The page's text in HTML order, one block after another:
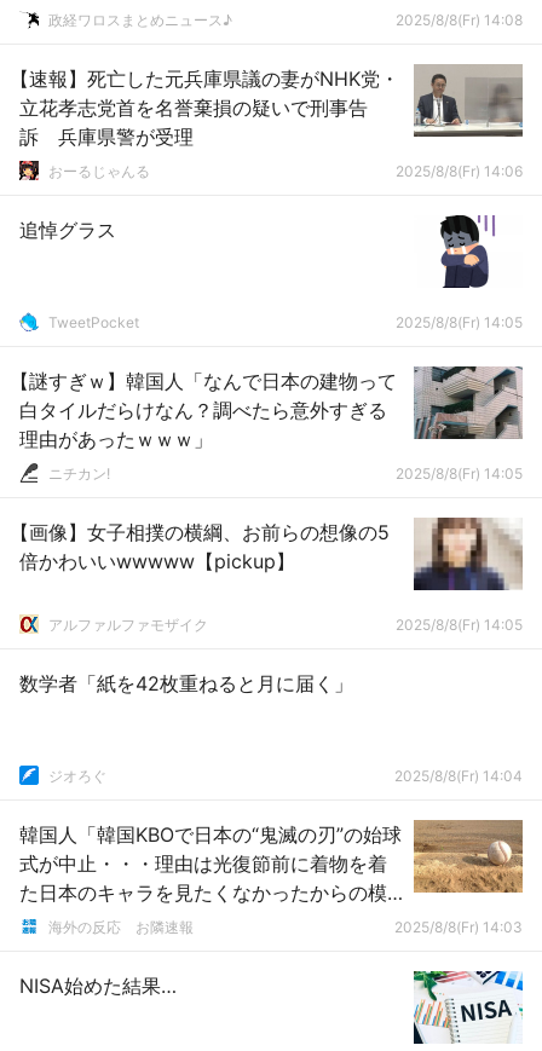
ｗｗｗｗｗｗｗｗｗｗｗｗｗｗ
政経ワロスまとめニュース♪ 2025/8/8(Fr) 14:08
【速報】死亡した元兵庫県議の妻がNHK党・
立花孝志党首を名誉棄損の疑いで刑事告
訴 兵庫県警が受理
おーるじゃんる 2025/8/8(Fr) 14:06
追悼グラス
TweetPocket 2025/8/8(Fr) 14:05
【謎すぎｗ】韓国人「なんで日本の建物って
白タイルだらけなん？調べたら意外すぎる
理由があったｗｗｗ」
ニチカン! 2025/8/8(Fr) 14:05
【画像】女子相撲の横綱、お前らの想像の5
倍かわいいwwwww【pickup】
アルファルファモザイク 2025/8/8(Fr) 14:05
数学者「紙を42枚重ねると月に届く」
ジオろぐ 2025/8/8(Fr) 14:04
韓国人「韓国KBOで日本の“鬼滅の刃”の始球
式が中止・・・理由は光復節前に着物を着
た日本のキャラを見たくなかったからの模
様」→「」
海外の反応 お隣速報 2025/8/8(Fr) 14:03
NISA始めた結果…